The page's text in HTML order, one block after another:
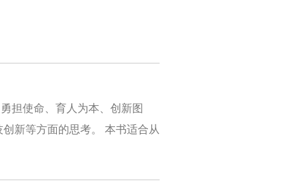
担使命、育人为本、创新图
新等方面的思考。 本书适合从